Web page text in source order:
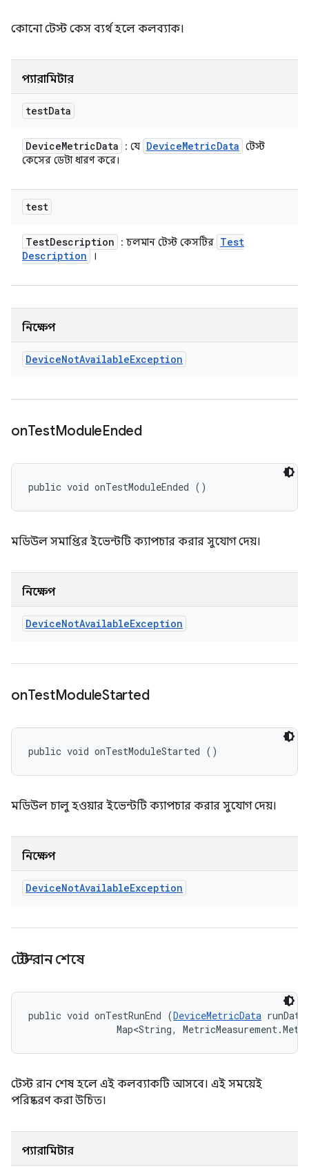
কোনো টেস্ট কেস ব্যর্থ হলে কলব্যাক।
প্যারামিটার
testData
DeviceMetricData : যে DeviceMetricData টেস্ট
কেসের ডেটা ধারণ করে।
test
TestDescription : চলমান টেস্ট কেসটির Test
Description
।
নিক্ষেপ
DeviceNotAvailableException
onTestModuleEnded
public void onTestModuleEnded ()
মডিউল সমাপ্তির ইভেন্টটি ক্যাপচার করার সুযোগ দেয়।
নিক্ষেপ
DeviceNotAvailableException
onTestModuleStarted
public void onTestModuleStarted ()
মডিউল চালু হওয়ার ইভেন্টটি ক্যাপচার করার সুযোগ দেয়।
নিক্ষেপ
DeviceNotAvailableException
টেস্ট রান শেষে
public void onTestRunEnd (DeviceMetricData
Map<String,
টেস্ট রান শেষ হলে এই কলব্যাকটি আসবে। এই সময়েই
পরিষ্করণ করা উচিত।
প্যারামিটার